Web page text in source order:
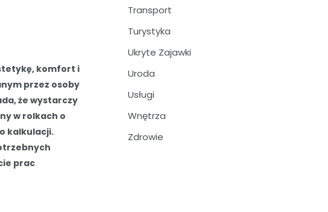
komfort i
przez osoby
że wystarczy
w rolkach o
kalkulacji.
prac
Transport
Turystyka
Ukryte Zajawki
Uroda
Usługi
Wnętrza
Zdrowie